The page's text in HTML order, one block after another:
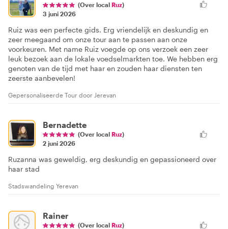
(Over local Ruz)
3 juni 2026
Ruiz was een perfecte gids. Erg vriendelijk en deskundig en
zeer meegaand om onze tour aan te passen aan onze
voorkeuren. Met name Ruiz voegde op ons verzoek een zeer
leuk bezoek aan de lokale voedselmarkten toe. We hebben erg
genoten van de tijd met haar en zouden haar diensten ten
zeerste aanbevelen!
Gepersonaliseerde Tour door Jerevan
Bernadette
(Over local Ruz)
2 juni 2026
Ruzanna was geweldig, erg deskundig en gepassioneerd over
haar stad
Stadswandeling Yerevan
Rainer
(Over local Ruz)